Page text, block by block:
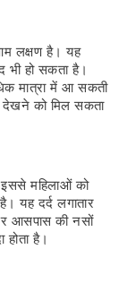
लक्षण है। यह
भी हो सकता है।
मात्रा में आ सकती
देखने को मिल सकता
महिलाओं को
यह दर्द लगातार
आसपास की नसों
है।